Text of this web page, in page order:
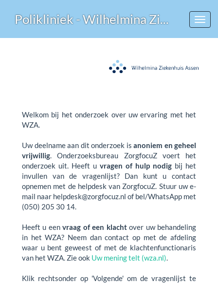
Polikliniek - Wilhelmina Ziekenhuis Assen (WZA)
Welkom bij het onderzoek over uw ervaring met het
WZA.
Uw deelname aan dit onderzoek is anoniem en geheel
vrijwillig . Onderzoeksbureau ZorgfocuZ voert het
onderzoek uit. Heeft u vragen of hulp nodig bij het
invullen van de vragenlijst? Dan kunt u contact
opnemen met de helpdesk van ZorgfocuZ. Stuur uw e-
mail naar helpdesk@zorgfocuz.nl of bel/WhatsApp met
(050) 205 30 14.
Heeft u eenvraag of een klachtover uw behandeling
in het WZA? Neem dan contact op met de afdeling
waar u bent geweest of met de klachtenfunctionaris
van het WZA. Zie ook Uw mening telt (wza.nl)
Klik rechtsonder op 'Volgende' om de vragenlijst te